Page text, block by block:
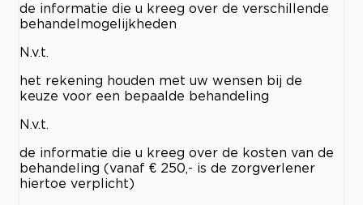
de informatie die u kreeg over de verschillende
behandelmogelijkheden
N.v.t.
het rekening houden met uw wensen bij de
keuze voor een bepaalde behandeling
N.v.t.
de informatie die u kreeg over de kosten van de
behandeling (vanaf € 250,- is de zorgverlener
hiertoe verplicht)